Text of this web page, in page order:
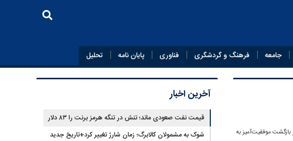
جامعه فرهنگ و گردشگری فناوری پایان‌ نامه تحلیل
بازگشت موفقیت‌آمیز به
آخرین اخبار
قیمت نفت صعودی ماند؛ تنش در تنگه هرمز برنت را ۸۳ دلار
کردشوک به مشمولان کالابرگ؛ زمان شارژ تغییر کرد+تاریخ جدید